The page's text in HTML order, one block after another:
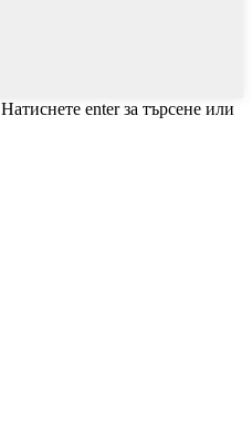
Натиснете enter за търсене или